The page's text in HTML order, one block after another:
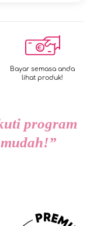
Bayar semasa anda
lihat produk!
program